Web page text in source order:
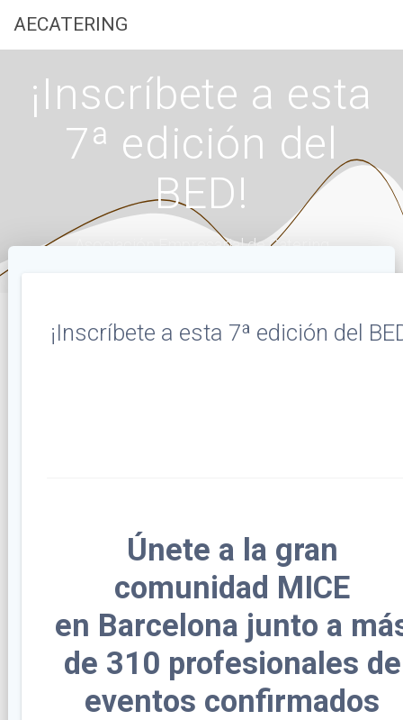
AECATERING
¡Inscríbete a esta
7ª edición del
BED!
Asociación Empresarial de Catering
¡Inscríbete a esta 7ª edición del
Únete a la gran
comunidad MICE
en Barcelona junto a
de 310 profesionales de
eventos confirmados